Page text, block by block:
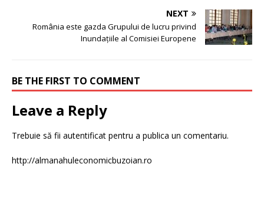
NEXT
România este gazda Grupului de lucru privind
Inundaţiile al Comisiei Europene
BE THE FIRST TO COMMENT
Leave a Reply
Trebuie să fii autentificat pentru a publica un comentariu.
http://almanahuleconomicbuzoian.ro